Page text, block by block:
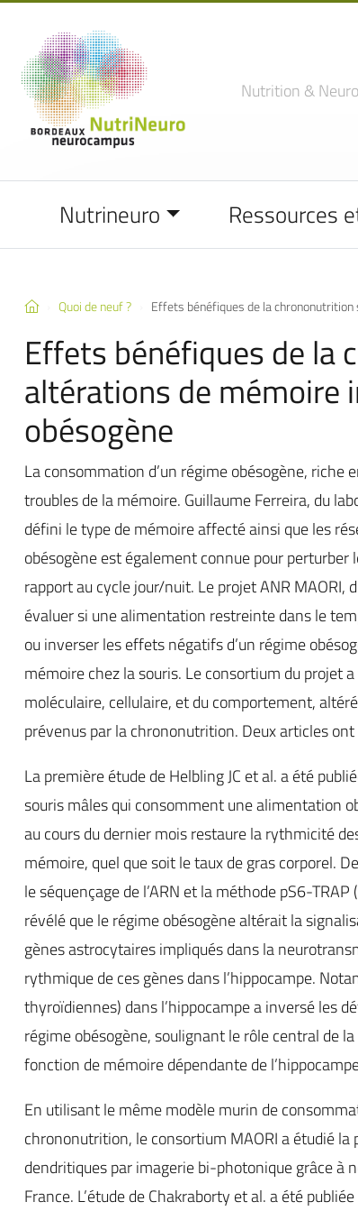
Nutrition &
Nutrineuro Ressources
Quoi de neuf ? Effets bénéfiques de la
Effets bénéfiques de la
altérations de mémoire
obésogène
La consommation d’un régime obésogène, riche
troubles de la mémoire. Guillaume Ferreira, du
défini le type de mémoire affecté ainsi que les
obésogène est également connue pour
rapport au cycle jour/nuit. Le projet ANR
évaluer si une alimentation restreinte dans le
ou inverser les effets négatifs d’un régime
mémoire chez la souris. Le consortium du projet
moléculaire, cellulaire, et du comportement,
prévenus par la chrononutrition. Deux articles
La première étude de Helbling JC et al. a été
souris mâles qui consomment une alimentation
au cours du dernier mois restaure la rythmicité
mémoire, quel que soit le taux de gras corporel.
le séquençage de l’ARN et la méthode pS6-
révélé que le régime obésogène altérait la
gènes astrocytaires impliqués dans la
rythmique de ces gènes dans l’hippocampe.
thyroïdiennes) dans l’hippocampe a inversé les
régime obésogène, soulignant le rôle central de
fonction de mémoire dépendante de
En utilisant le même modèle murin de
chrononutrition, le consortium MAORI a étudié
dendritiques par imagerie bi-photonique grâce à
France. L’étude de Chakraborty et al. a été